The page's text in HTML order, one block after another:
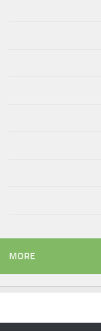
MORE